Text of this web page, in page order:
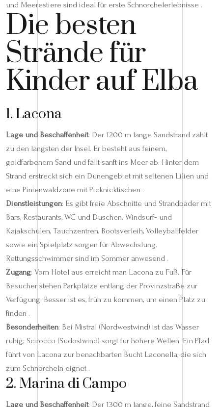
und Meerestiere sind ideal für erste Schnorchelerlebnisse .
Die besten
Strände für
Kinder auf Elba
1. Lacona
Lage und Beschaffenheit: Der 1200 m lange Sandstrand zählt
zu den längsten der Insel. Er besteht aus feinem,
goldfarbenem Sand und fällt sanft ins Meer ab. Hinter dem
Strand erstreckt sich ein Dünengebiet mit seltenen Lilien und
eine Pinienwaldzone mit Picknicktischen .
Dienstleistungen: Es gibt freie Abschnitte und Strandbäder mit
Bars, Restaurants, WC und Duschen. Windsurf‑ und
Kajakschulen, Tauchzentren, Bootsverleih, Volleyballfelder
sowie ein Spielplatz sorgen für Abwechslung.
Rettungsschwimmer sind im Sommer anwesend .
Zugang: Vom Hotel aus erreicht man Lacona zu Fuß. Für
Besucher stehen Parkplätze entlang der Provinzstraße zur
Verfügung. Besser ist es, früh zu kommen, um einen Platz zu
finden .
Besonderheiten: Bei Mistral (Nordwestwind) ist das Wasser
ruhig; Scirocco (Südostwind) sorgt für höhere Wellen. Ein Pfad
führt von Lacona zur benachbarten Bucht Laconella, die sich
zum Schnorcheln eignet .
2. Marina di Campo
Lage und Beschaffenheit: Der 1300 m lange, feine Sandstrand